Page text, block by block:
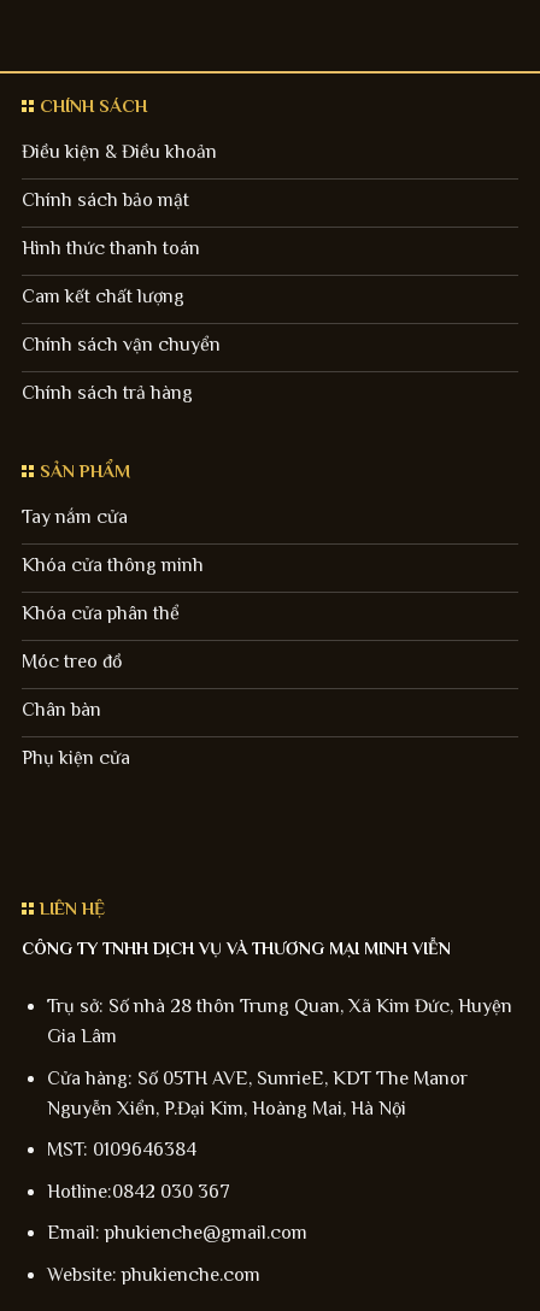
CHÍNH SÁCH
Điều kiện & Điều khoản
Chính sách bảo mật
Hình thức thanh toán
Cam kết chất lượng
Chính sách vận chuyển
Chính sách trả hàng
SẢN PHẨM
Tay nắm cửa
Khóa cửa thông minh
Khóa cửa phân thể
Móc treo đồ
Chân bàn
Phụ kiện cửa
LIÊN HỆ
CÔNG TY TNHH DỊCH VỤ VÀ THƯƠNG MẠI MINH VIỄN
Trụ sở: Số nhà 28 thôn Trung Quan, Xã Kim Đức, Huyện
Gia Lâm
Cửa hàng: Số 05TH AVE, SunrieE, KDT The Manor
Nguyễn Xiển, P.Đại Kim, Hoàng Mai, Hà Nội
MST: 0109646384
Hotline:0842 030 367
Email: phukienche@gmail.com
Website: phukienche.com